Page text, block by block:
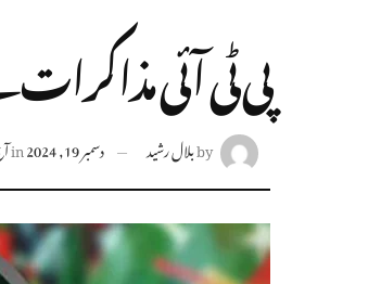
پی ٹی آئی
byبلال رشید دسمبر 19, 2024 in